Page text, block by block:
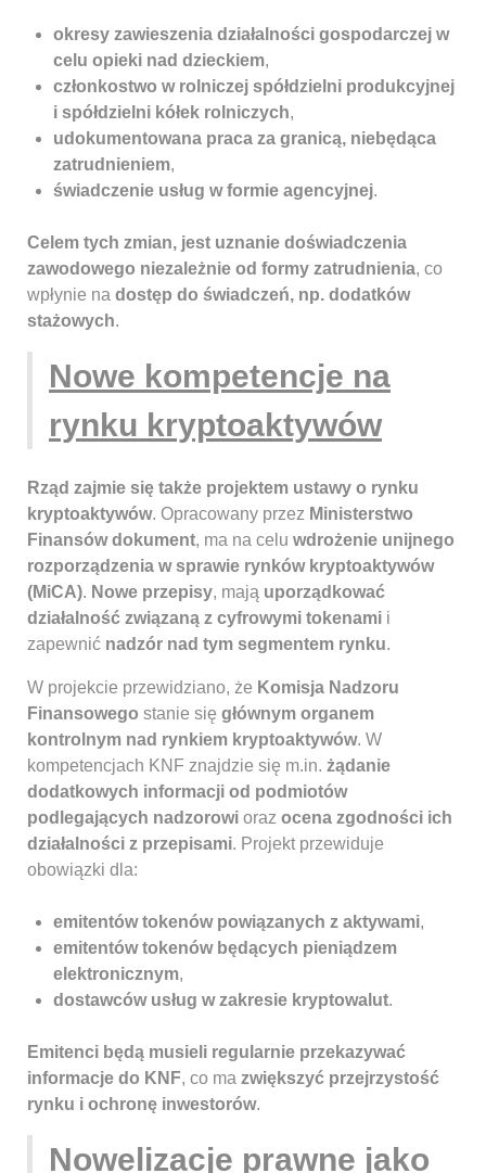
okresy zawieszenia działalności gospodarczej w
celu opieki nad dzieckiem,
członkostwo w rolniczej spółdzielni produkcyjnej
i spółdzielni kółek rolniczych,
udokumentowana praca za granicą, niebędąca
zatrudnieniem,
świadczenie usług w formie agencyjnej.
Celem tych zmian, jest uznanie doświadczenia
zawodowego niezależnie od formy zatrudnienia, co
wpłynie na dostęp do świadczeń, np. dodatków
stażowych.
Nowe kompetencje na
rynku kryptoaktywów
Rząd zajmie się także projektem ustawy o rynku
kryptoaktywów. Opracowany przez Ministerstwo
Finansów dokument, ma na celu wdrożenie unijnego
rozporządzenia w sprawie rynków kryptoaktywów
(MiCA). Nowe przepisy, mają uporządkować
działalność związaną z cyfrowymi tokenami i
zapewnić nadzór nad tym segmentem rynku.
W projekcie przewidziano, że Komisja Nadzoru
Finansowego stanie się głównym organem
kontrolnym nad rynkiem kryptoaktywów. W
kompetencjach KNF znajdzie się m.in. żądanie
dodatkowych informacji od podmiotów
podlegających nadzorowi oraz ocena zgodności ich
działalności z przepisami. Projekt przewiduje
obowiązki dla:
emitentów tokenów powiązanych z aktywami,
emitentów tokenów będących pieniądzem
elektronicznym,
dostawców usług w zakresie kryptowalut.
Emitenci będą musieli regularnie przekazywać
informacje do KNF, co ma zwiększyć przejrzystość
rynku i ochronę inwestorów.
Nowelizacje prawne jako